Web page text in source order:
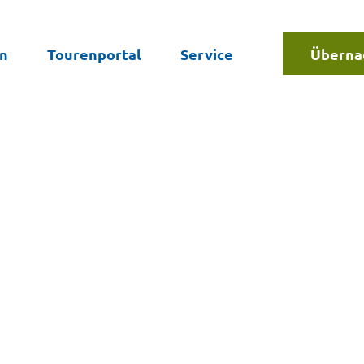
Tourenportal Service